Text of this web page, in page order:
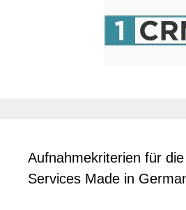
Aufnahmekriterien für
Services Made in